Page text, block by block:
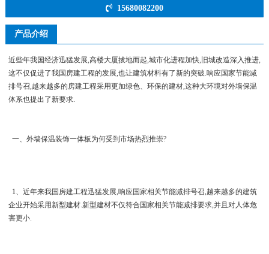
15680082200
产品介绍
近些年我国经济迅猛发展,高楼大厦拔地而起,城市化进程加快,旧城改造深入推进,
这不仅促进了我国房建工程的发展,也让建筑材料有了新的突破.响应国家节能减
排号召,越来越多的房建工程采用更加绿色、环保的建材,这种大环境对外墙保温
体系也提出了新要求.
一、外墙保温装饰一体板为何受到市场热烈推崇?
1、近年来我国房建工程迅猛发展,响应国家相关节能减排号召,越来越多的建筑
企业开始采用新型建材.新型建材不仅符合国家相关节能减排要求,并且对人体危
害更小.